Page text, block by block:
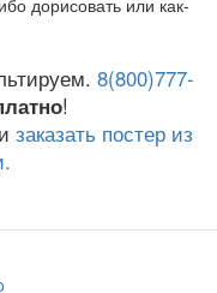
8(800)777-
!
заказать постер из